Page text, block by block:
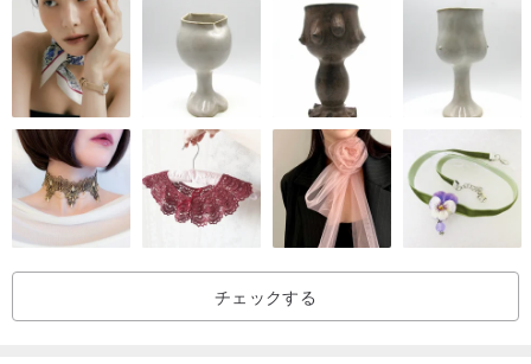
[はじめに]
材料：黒クルミ、チェリー
商品の寸法：180x40、高さ50cmの。
簡単にすべての無垢材のフレーム設計、安定した構造は、変更され
チェックする